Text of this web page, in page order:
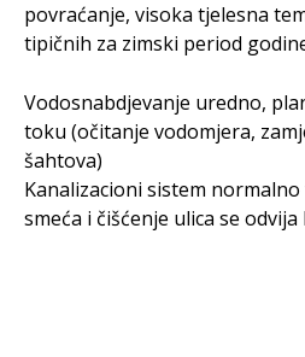
povraćanje, visoka tjelesna
tipičnih za zimski period
Vodosnabdjevanje uredno,
toku (očitanje vodomjera,
šahtova)
Kanalizacioni sistem
smeća i čišćenje ulica se